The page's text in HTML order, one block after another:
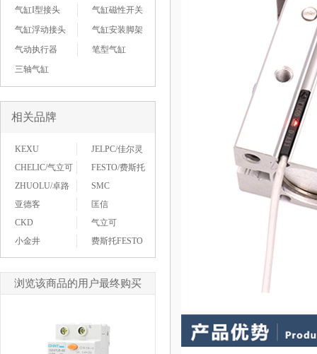
气缸I型接头
气缸磁性开关
气缸浮动接头
气缸安装脚架
气动执行器
笔型气缸
三轴气缸
相关品牌
KEXU
JELPC/佳尔灵
CHELIC/气立可
FESTO/费斯托
ZHUOLU/卓路
SMC
亚德客
匡信
CKD
气立可
小金井
费斯托FESTO
浏览该商品的用户最终购买